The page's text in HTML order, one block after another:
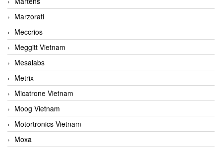
Marzorati
Meccrios
Meggitt Vietnam
Mesalabs
Metrix
Micatrone Vietnam
Moog Vietnam
Motortronics Vietnam
Moxa